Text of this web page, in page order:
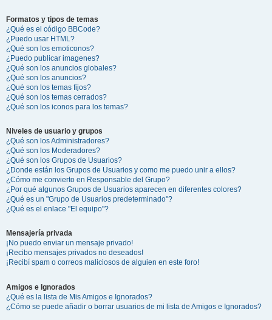
Formatos y tipos de temas
¿Qué es el código BBCode?
¿Puedo usar HTML?
¿Qué son los emoticonos?
¿Puedo publicar imagenes?
¿Qué son los anuncios globales?
¿Qué son los anuncios?
¿Qué son los temas fijos?
¿Qué son los temas cerrados?
¿Qué son los iconos para los temas?
Niveles de usuario y grupos
¿Qué son los Administradores?
¿Qué son los Moderadores?
¿Qué son los Grupos de Usuarios?
¿Donde están los Grupos de Usuarios y como me puedo unir a ellos?
¿Cómo me convierto en Responsable del Grupo?
¿Por qué algunos Grupos de Usuarios aparecen en diferentes colores?
¿Qué es un "Grupo de Usuarios predeterminado"?
¿Qué es el enlace "El equipo"?
Mensajería privada
¡No puedo enviar un mensaje privado!
¡Recibo mensajes privados no deseados!
¡Recibí spam o correos maliciosos de alguien en este foro!
Amigos e Ignorados
¿Qué es la lista de Mis Amigos e Ignorados?
¿Cómo se puede añadir o borrar usuarios de mi lista de Amigos e Ignorados?